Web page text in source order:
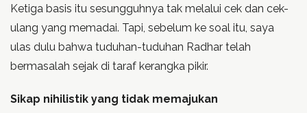
Ketiga basis itu sesungguhnya tak melalui cek dan cek-
ulang yang memadai. Tapi, sebelum ke soal itu, saya
ulas dulu bahwa tuduhan-tuduhan Radhar telah
bermasalah sejak di taraf kerangka pikir.
Sikap nihilistik yang tidak memajukan